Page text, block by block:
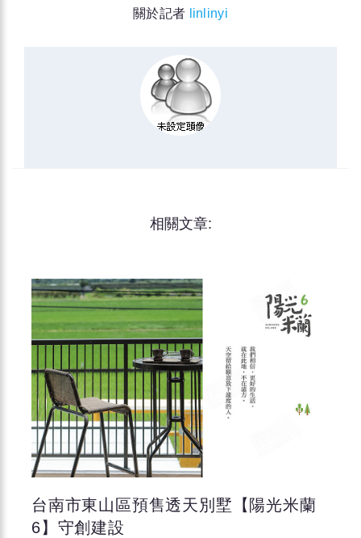
關於記者 linlinyi
相關文章:
台南市東山區預售透天別墅【陽光米蘭
6】守創建設